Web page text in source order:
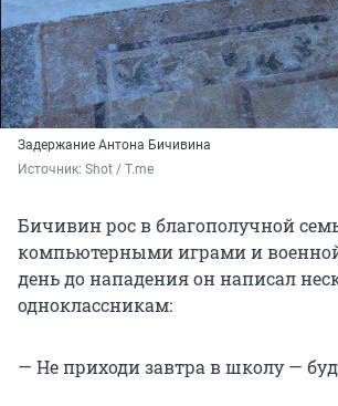
Задержание Антона Бичивина
Источник: Shot / T.me
Бичивин рос в благополучной
компьютерными играми и
день до нападения он написал
одноклассникам:
— Не приходи завтра в школу —